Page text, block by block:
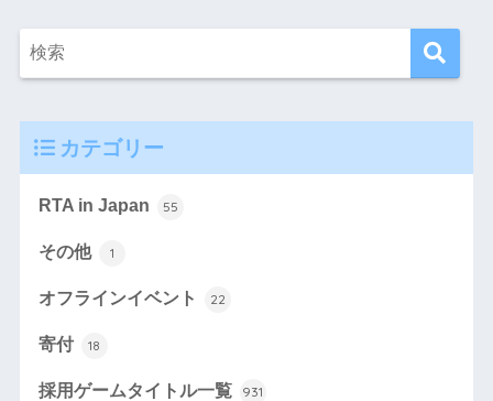
カテゴリー
RTA in Japan 55
その他 1
オフラインイベント 22
寄付 18
採用ゲームタイトル一覧 931